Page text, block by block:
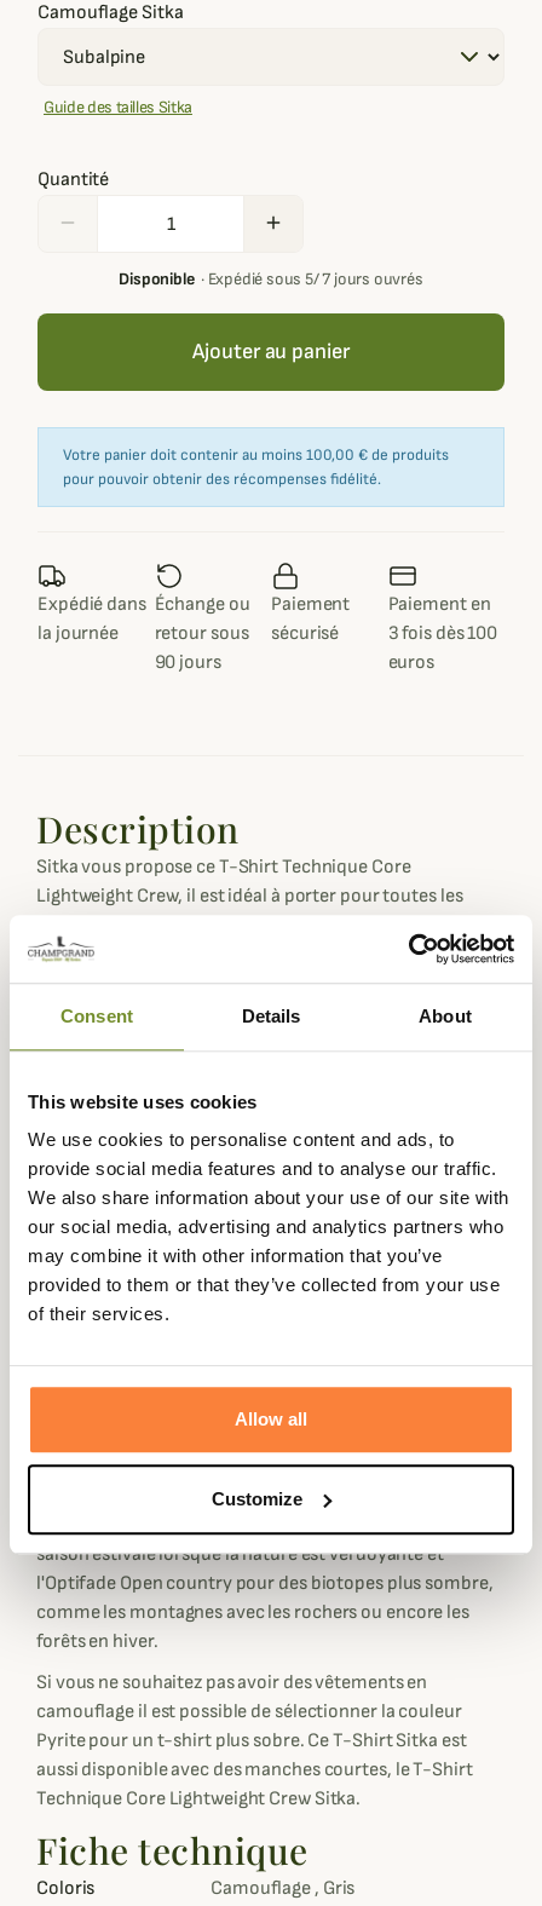
Consent Details About
This website uses cookies
We use cookies to personalise content and ads, to
provide social media features and to analyse our traffic.
We also share information about your use of our site with
our social media, advertising and analytics partners who
may combine it with other information that you’ve
provided to them or that they’ve collected from your use
of their services.
Allow all
Customize
Camouflage Sitka
Guide des tailles Sitka
Quantité
remove add
Disponible· Expédié sous 5/ 7 jours ouvrés
Ajouter au panier
Votre panier doit contenir au moins 100,00 € de produits
pour pouvoir obtenir des récompenses fidélité.
Expédié dans
la journée
Échange ou
retour sous
90 jours
Paiement
sécurisé
Paiement en
3 fois dès 100
euros
Description
Sitka vous propose ce T-Shirt Technique Core
Lightweight Crew, il est idéal à porter pour toutes les
lors de la saison hivernale pour offrir plus de chaleur.
confectionné avec un tissu 100% Polyester qui lui
permet donc d'avoir plusieurs atouts, tout d'abord il est
approches en montagne qui sont des efforts physiques
intenses.
Ensuite le tissu utilisé permet d'obtenir un t-shirt très fin,
extensible et donc confortable. Et enfin le tissu
augmente la rapidité du séchage pour évacuer la
transpiration. Le T-Shirt Technique Core Lightweight
Crew Sitka est doté d'une technologie très utile pour les
chasseurs qui pratique l'approche et l'affût.
Cette technologie est le POLYGIENE, elle permet donc de
augmenter la discrétion des chasseurs face aux animaux.
Le t-shirt Core Lightweight Crew est disponible en 3
saison estivale lorsque la nature est verdoyante et
l'Optifade Open country pour des biotopes plus sombre,
comme les montagnes avec les rochers ou encore les
forêts en hiver.
Si vous ne souhaitez pas avoir des vêtements en
camouflage il est possible de sélectionner la couleur
Pyrite pour un t-shirt plus sobre. Ce T-Shirt Sitka est
aussi disponible avec des manches courtes, le T-Shirt
Technique Core Lightweight Crew Sitka.
Fiche technique
Coloris Camouflage , Gris